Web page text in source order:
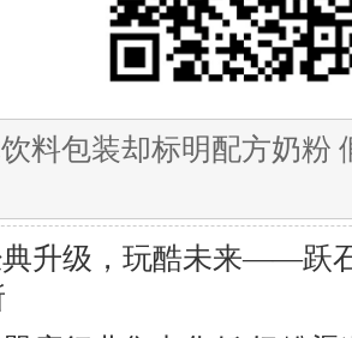
料包装却标明配方奶粉
升级，玩酷未来——跃